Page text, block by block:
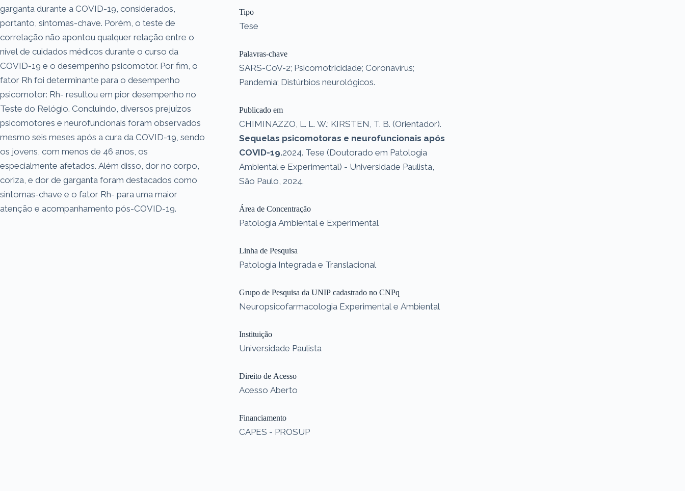
garganta durante a COVID-19, considerados,
portanto, sintomas-chave. Porém, o teste de
correlação não apontou qualquer relação entre o
nível de cuidados médicos durante o curso da
COVID-19 e o desempenho psicomotor. Por fim, o
fator Rh foi determinante para o desempenho
psicomotor: Rh- resultou em pior desempenho no
Teste do Relógio. Concluindo, diversos prejuízos
psicomotores e neurofuncionais foram observados
mesmo seis meses após a cura da COVID-19, sendo
os jovens, com menos de 46 anos, os
especialmente afetados. Além disso, dor no corpo,
coriza, e dor de garganta foram destacados como
sintomas-chave e o fator Rh- para uma maior
atenção e acompanhamento pós-COVID-19.
Tipo
Tese
Palavras-chave
SARS-CoV-2; Psicomotricidade; Coronavírus;
Pandemia; Distúrbios neurológicos.
Publicado em
CHIMINAZZO, L. L. W.; KIRSTEN, T. B. (Orientador).
Sequelas psicomotoras e neurofuncionais após
COVID-19.2024. Tese (Doutorado em Patologia
Ambiental e Experimental) - Universidade Paulista,
São Paulo, 2024.
Área de Concentração
Patologia Ambiental e Experimental
Linha de Pesquisa
Patologia Integrada e Translacional
Grupo de Pesquisa da UNIP cadastrado no CNPq
Neuropsicofarmacologia Experimental e Ambiental
Instituição
Universidade Paulista
Direito de Acesso
Acesso Aberto
Financiamento
CAPES - PROSUP